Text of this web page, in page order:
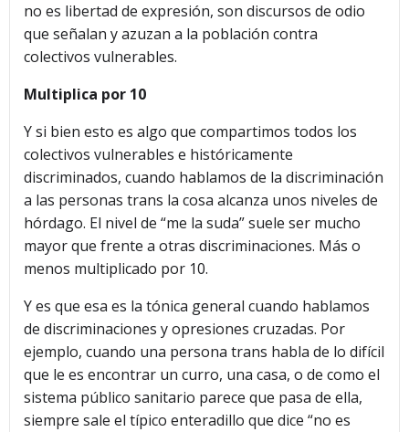
no es libertad de expresión, son discursos de odio
que señalan y azuzan a la población contra
colectivos vulnerables.
Multiplica por 10
Y si bien esto es algo que compartimos todos los
colectivos vulnerables e históricamente
discriminados, cuando hablamos de la discriminación
a las personas trans la cosa alcanza unos niveles de
hórdago. El nivel de “me la suda” suele ser mucho
mayor que frente a otras discriminaciones. Más o
menos multiplicado por 10.
Y es que esa es la tónica general cuando hablamos
de discriminaciones y opresiones cruzadas. Por
ejemplo, cuando una persona trans habla de lo difícil
que le es encontrar un curro, una casa, o de como el
sistema público sanitario parece que pasa de ella,
siempre sale el típico enteradillo que dice “no es